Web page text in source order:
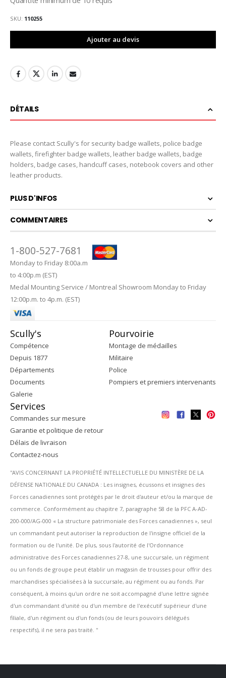
SKU 110255
Ajouter au devis
DÉTAILS
Please contact Scully's for security badge wallets, police badge
wallets, firefighter badge wallets, leather badge wallets, badge
holders, badge cases, handcuff cases, notebook covers and other
leather products.
PLUS D'INFOS
COMMENTAIRES
1-800-527-7681
Monday to Friday 8:00a.m
to 4:00p.m (EST)
Medal Mounting Service / Montreal Showroom Monday to Friday
12:00p.m. to 4p.m. (EST)
Scully's
Compétence
Depuis 1877
Départements
Documents
Galerie
Pourvoirie
Montage de médailles
Militaire
Police
Pompiers et premiers intervenants
Services
Commandes sur mesure
Garantie et politique de retour
Délais de livraison
Contactez-nous
''AVIS CONCERNANT LA PROPRIÉTÉ INTELLECTUELLE DU MINISTÈRE DE LA
DÉFENSE NATIONALE DU CANADA : Les insignes, écussons et insignes des
Forces canadiennes sont protégés par le droit d'auteur et/ou la marque de
commerce. Conformément au chapitre 7, paragraphe 58 de la PFC A-AD-
200-000/AG-000 « La structure patrimoniale des Forces canadiennes », seul
un commandant peut autoriser la reproduction de l'insigne officiel de la
formation ou de l'unité. De plus, sous l'autorité de l'Ordonnance
administrative des Forces canadiennes 27-8, une succursale, un régiment
ou un fonds de groupe peut établir un magasin de trousses pour offrir des
marchandises spécialisées à la succursale, au régiment ou au fonds. Par
conséquent, à moins qu'un ordre ne soit accompagné d'une lettre signée
d'un commandant d'unité ou d'un membre de l'exécutif supérieur d'une
filiale, d'un régiment ou d'un fonds (ou de leurs pouvoirs délégués
respectifs), il ne sera pas traité. ''